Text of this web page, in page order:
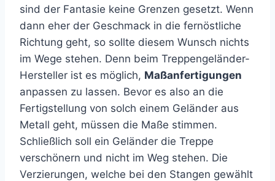
sind der Fantasie keine Grenzen gesetzt. Wenn
dann eher der Geschmack in die fernöstliche
Richtung geht, so sollte diesem Wunsch nichts
im Wege stehen. Denn beim Treppengeländer-
Hersteller ist es möglich, Maßanfertigungen
anpassen zu lassen. Bevor es also an die
Fertigstellung von solch einem Geländer aus
Metall geht, müssen die Maße stimmen.
Schließlich soll ein Geländer die Treppe
verschönern und nicht im Weg stehen. Die
Verzierungen, welche bei den Stangen gewählt